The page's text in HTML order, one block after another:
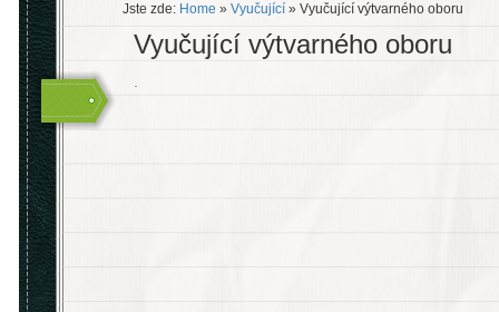
Jste zde: Home » Vyučující » Vyučující výtvarného oboru
Vyučující výtvarného oboru